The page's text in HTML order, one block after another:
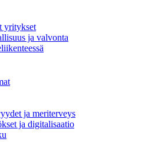
yritykset
ja valvonta
ja meriterveys
ja digitalisaatio